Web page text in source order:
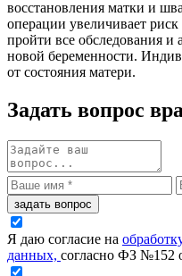
восстановления матки и
операции увеличивает
пройти все обследования
новой беременности.
от состояния матери.
Задать вопрос
задать вопрос
Я даю согласие на
данных, согласно ФЗ №152